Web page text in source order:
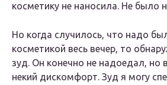
косметику не наносила. Не было
Но когда случилось, что надо
косметикой весь вечер, то
зуд. Он конечно не надоедал, но
некий дискомфорт. Зуд я могу